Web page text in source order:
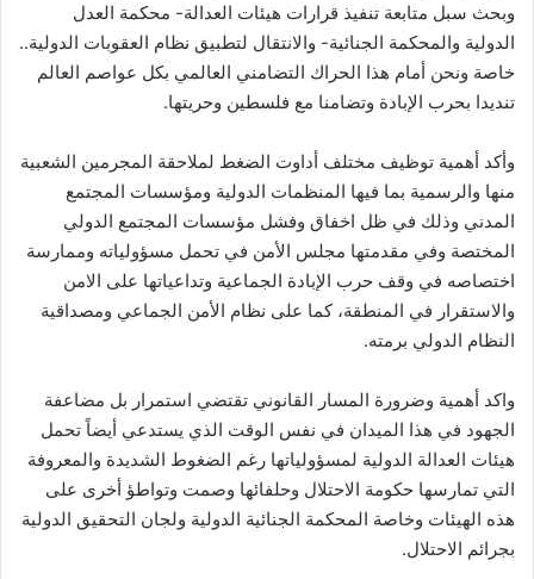
وبحث سبل متابعة تنفيذ قرارات هيئات العدالة- محكمة العدل
الدولية والمحكمة الجنائية- والانتقال لتطبيق نظام العقوبات الدولية..
خاصة ونحن أمام هذا الحراك التضامني العالمي بكل عواصم العالم
تنديدا بحرب الإبادة وتضامنا مع فلسطين وحريتها.
وأكد أهمية توظيف مختلف أداوت الضغط لملاحقة المجرمين الشعبية
منها والرسمية بما فيها المنظمات الدولية ومؤسسات المجتمع
المدني وذلك في ظل اخفاق وفشل مؤسسات المجتمع الدولي
المختصة وفي مقدمتها مجلس الأمن في تحمل مسؤولياته وممارسة
اختصاصه في وقف حرب الإبادة الجماعية وتداعياتها على الامن
والاستقرار في المنطقة، كما على نظام الأمن الجماعي ومصداقية
النظام الدولي برمته.
واكد أهمية وضرورة المسار القانوني تقتضي استمرار بل مضاعفة
الجهود في هذا الميدان في نفس الوقت الذي يستدعي أيضاً تحمل
هيئات العدالة الدولية لمسؤولياتها رغم الضغوط الشديدة والمعروفة
التي تمارسها حكومة الاحتلال وحلفائها وصمت وتواطؤ أخرى على
هذه الهيئات وخاصة المحكمة الجنائية الدولية ولجان التحقيق الدولية
بجرائم الاحتلال.